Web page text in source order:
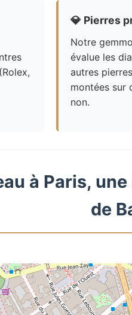
💎 Pierres
Notre
évalue les
autres
montées sur
non.
à Paris,
de